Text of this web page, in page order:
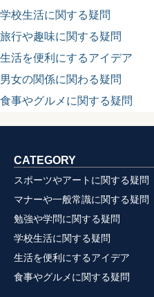
学校生活に関する疑問
旅行や趣味に関する疑問
生活を便利にするアイデア
男女の関係に関わる疑問
食事やグルメに関する疑問
CATEGORY
スポーツやアートに関する疑問
マナーや一般常識に関する疑問
勉強や学問に関する疑問
学校生活に関する疑問
生活を便利にするアイデア
食事やグルメに関する疑問